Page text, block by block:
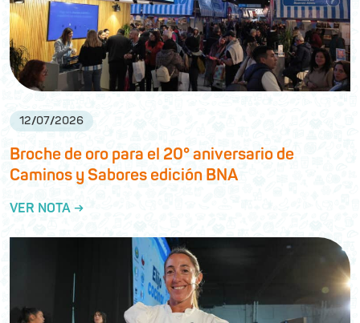
12/07/2026
Broche de oro para el 20° aniversario de
Caminos y Sabores edición BNA
VER NOTA →